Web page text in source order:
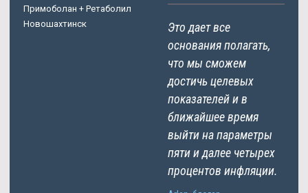
Примоболан + Ретаболил
Новошахтинск
Это дает все
основания полагать,
что мы сможем
достичь целевых
показателей и в
ближайшее время
выйти на параметры
пяти и далее четырех
процентов инфляции.